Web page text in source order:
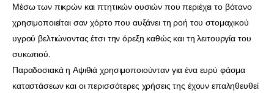
Μέσω των πικρών και πτητικών ουσιών που περιέχει το βότανο
χρησιμοποιείται σαν χόρτο που αυξάνει τη ροή του στομαχικού
υγρού βελτιώνοντας έτσι την όρεξη καθώς και τη λειτουργία του
συκωτιού.
Παραδοσιακά η Αψιθιά χρησιμοποιούνταν για ένα ευρύ φάσμα
καταστάσεων και οι περισσότερες χρήσεις της έχουν επαληθευθεί